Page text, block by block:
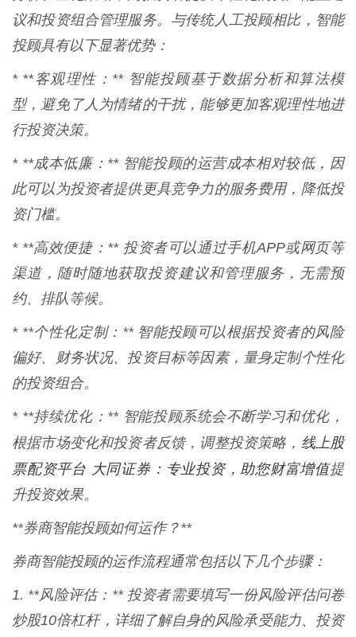
议和投资组合管理服务。与传统人工投顾相比，智能
投顾具有以下显著优势：
* **客观理性：** 智能投顾基于数据分析和算法模
型，避免了人为情绪的干扰，能够更加客观理性地进
行投资决策。
* **成本低廉：** 智能投顾的运营成本相对较低，因
此可以为投资者提供更具竞争力的服务费用，降低投
资门槛。
* **高效便捷：** 投资者可以通过手机APP或网页等
渠道，随时随地获取投资建议和管理服务，无需预
约、排队等候。
* **个性化定制：** 智能投顾可以根据投资者的风险
偏好、财务状况、投资目标等因素，量身定制个性化
的投资组合。
* **持续优化：** 智能投顾系统会不断学习和优化，
根据市场变化和投资者反馈，调整投资策略， 线上股
票配资平台 大同证券：专业投资，助您财富增值提
升投资效果。
**券商智能投顾如何运作？**
券商智能投顾的运作流程通常包括以下几个步骤：
1. **风险评估：** 投资者需要填写一份风险评估问卷
炒股10倍杠杆，详细了解自身的风险承受能力、投资